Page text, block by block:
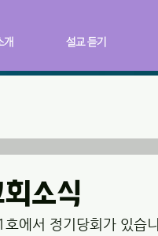
개 설교 듣기
소식
에서 정기당회가 있습